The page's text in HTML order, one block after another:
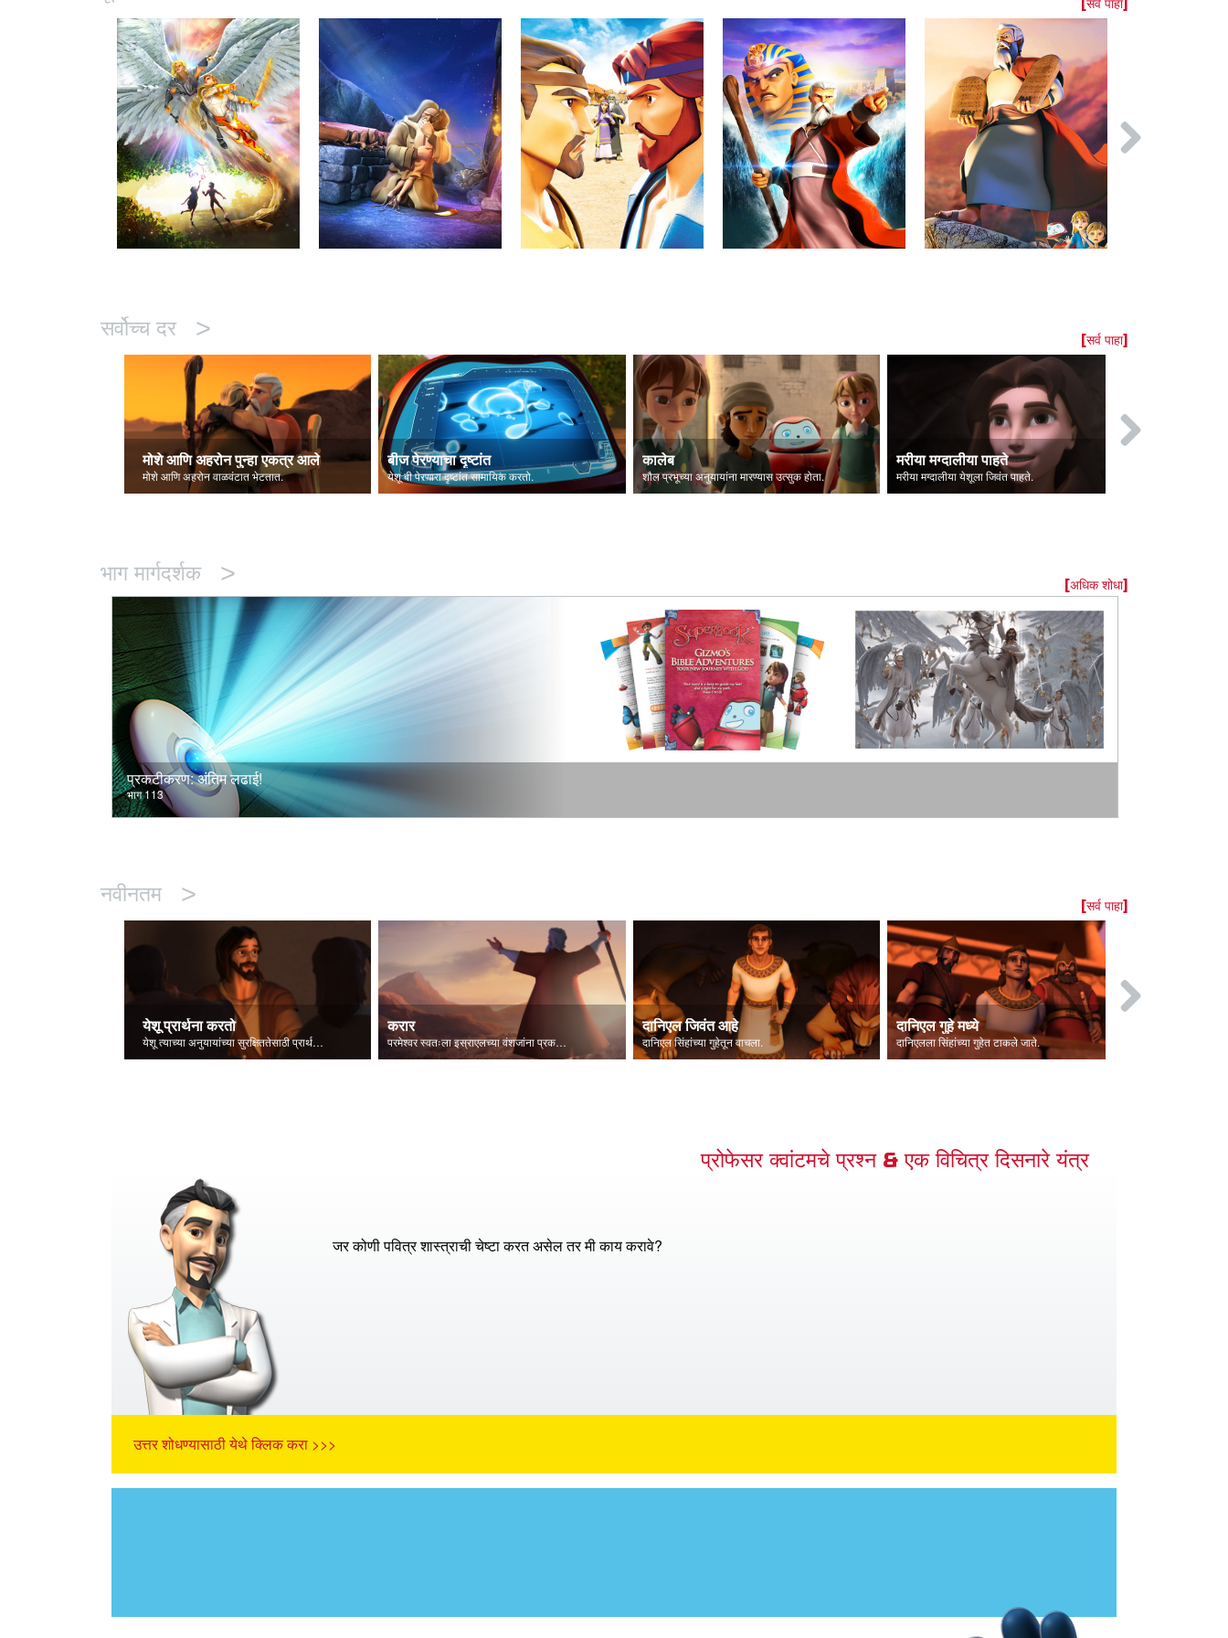
[सर्व पाहा]
सर्वोच्च दर > [सर्व पाहा]
मोशे आणि अहरोन पुन्हा एकत्र आले
मोशे आणि अहरोन वाळवंटात भेटतात.
बीज पेरण्याचा दृष्टांत
येशू बी पेरणारा दृष्टांत सामायिक करतो.
कालेब
शौल प्रभूच्या अनुयायांना मारण्यास उत्सुक होता.
मरीया मग्दालीया पाहते
मरीया मग्दालीया येशूला जिवंत पाहते.
भाग मार्गदर्शक > [अधिक शोधा]
प्रकटीकरण: अंतिम लढाई!
भाग 113
नवीनतम > [सर्व पाहा]
येशू प्रार्थना करतो
येशू त्याच्या अनुयायांच्या सुरक्षिततेसाठी प्रार्थना करतो.
करार
परमेश्वर स्वतःला इस्राएलच्या वंशजांना प्रकट करतो.
दानिएल जिवंत आहे
दानिएल सिंहांच्या गुहेतून वाचला.
दानिएल गुहे मध्ये
दानिएलला सिंहांच्या गुहेत टाकले जाते.
प्रोफेसर क्वांटमचे प्रश्न & एक विचित्र दिसनारे यंत्र
जर कोणी पवित्र शास्त्राची चेष्टा करत असेल तर मी काय करावे?
उत्तर शोधण्यासाठी येथे क्लिक करा >>>